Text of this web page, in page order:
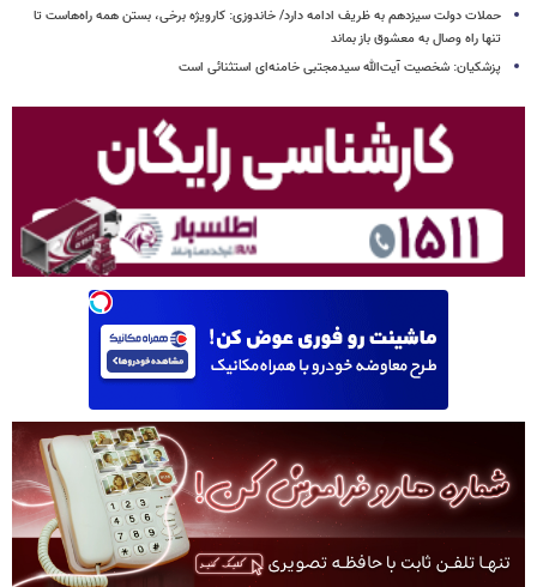
حملات دولت سیزدهم به ظریف ادامه دارد/ خاندوزی: کارویژه برخی، بستن همه راه‌هاست تا
تنها راه وصال به معشوق باز بماند
پزشکیان: شخصیت آیت‌الله سیدمجتبی خامنه‌ای استثنائی است